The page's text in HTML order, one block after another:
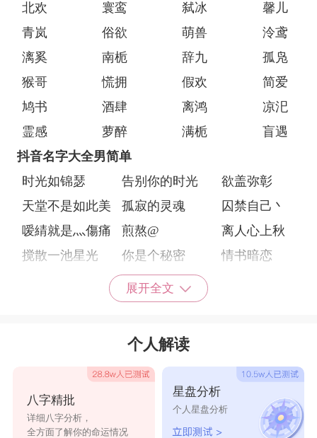
北欢
寰鸾 弑冰
馨儿
青岚
俗欲 萌兽
泠鸢
漓奚
南栀 辞九
孤凫
猴哥
慌拥 假欢
简爱
鸠书
酒肆 离鸿
凉汜
霊感
萝醉 满栀
盲遇
抖音名字大全男简单
时光如锦瑟
告别你的时光
欲盖弥彰
天堂不是如此美
孤寂的灵魂
囚禁自己丶
嗳綪就是灬傷痛
煎熬@
离人心上秋
搅散一池星光
你是个秘密
情书暗恋
只为你倾心
伊人笑
情绪丶洒落一地
薯片味的香蕉
呈伤
独孤
无人岛
冷雨夜.
久话离人
以身试爱
展开全文
个人解读
八字精批
详细八字分析，
全方面了解你的命运情况
星盘分析
个人星盘分析